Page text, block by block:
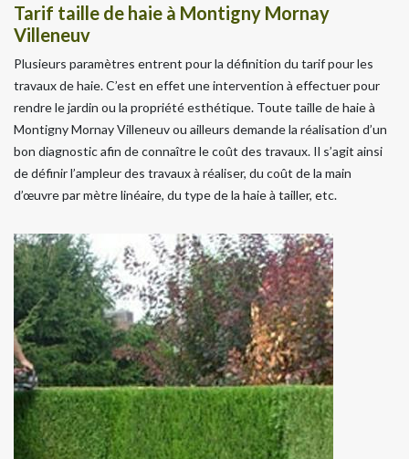
Tarif taille de haie à Montigny Mornay
Villeneuv
Plusieurs paramètres entrent pour la définition du tarif pour les
travaux de haie. C’est en effet une intervention à effectuer pour
rendre le jardin ou la propriété esthétique. Toute taille de haie à
Montigny Mornay Villeneuv ou ailleurs demande la réalisation d’un
bon diagnostic afin de connaître le coût des travaux. Il s’agit ainsi
de définir l’ampleur des travaux à réaliser, du coût de la main
d’œuvre par mètre linéaire, du type de la haie à tailler, etc.